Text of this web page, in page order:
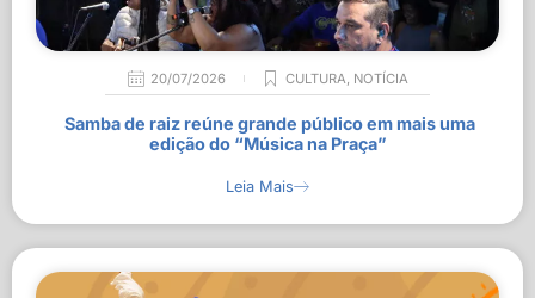
20/07/2026 CULTURA, NOTÍCIA
Samba de raiz reúne grande público em mais uma
edição do “Música na Praça”
Leia Mais